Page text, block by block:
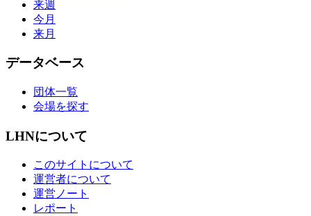
来週
今月
来月
データベース
団体一覧
会場を探す
LHNについて
このサイトについて
運営者について
運営ノート
レポート